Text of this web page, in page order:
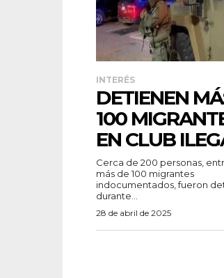
INTERÉS
DETIENEN
100
EN CLUB
Cerca de 200 personas,
más de 100 migrantes
indocumentados, fueron
durante...
28 de abril de 2025